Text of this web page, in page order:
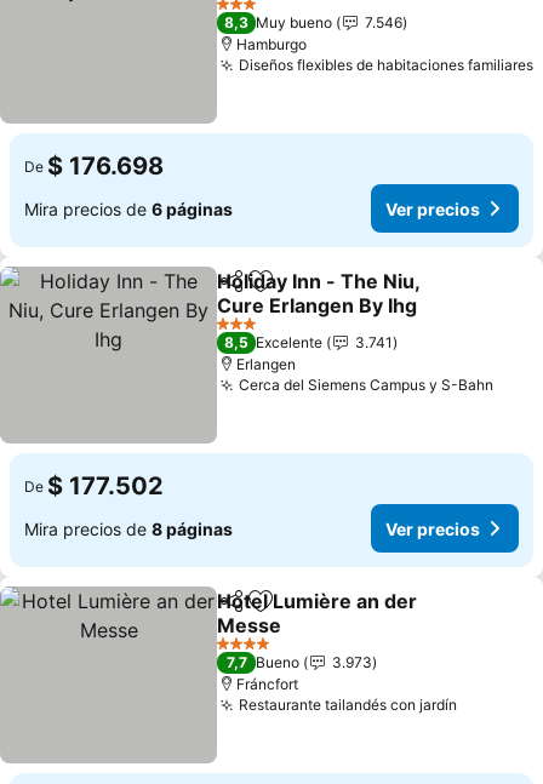
3 Estrellas
8,3 Muy bueno
7.546
Hamburgo
Diseños flexibles de habitaciones familiares
De $ 176.698
Mira precios de 6 páginas Ver precios
CompartirAgregar a favoritos
Holiday Inn - The Niu,
Cure Erlangen By Ihg
3 Estrellas
8,5 Excelente
3.741
Erlangen
Cerca del Siemens Campus y S-Bahn
De $ 177.502
Mira precios de 8 páginas Ver precios
CompartirAgregar a favoritos
Hotel Lumière an der
Messe
4 Estrellas
7,7 Bueno
3.973
Fráncfort
Restaurante tailandés con jardín